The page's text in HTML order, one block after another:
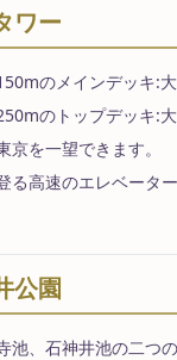
ワー
のメインデッキ:
のトップデッキ:
京を一望できます。
る高速のエレベータ
公園
池、石神井池の二つ